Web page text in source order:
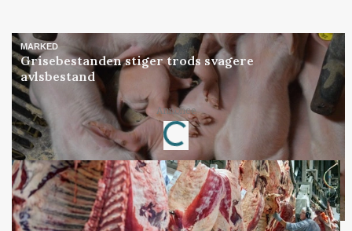
MARKED
Grisebestanden stiger trods svagere
avlsbestand
Annonce
Loading...